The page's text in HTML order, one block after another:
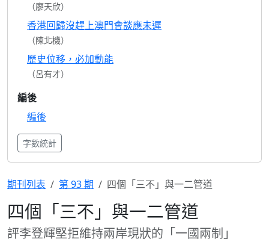
（廖天欣）
香港回歸沒趕上澳門會談應未遲
（陳北機）
歷史位移，必加動能
（呂有才）
編後
編後
字數統計
期刊列表 第 93 期 四個「三不」與一二管道
四個「三不」與一二管道
評李登輝堅拒維持兩岸現狀的「一國兩制」